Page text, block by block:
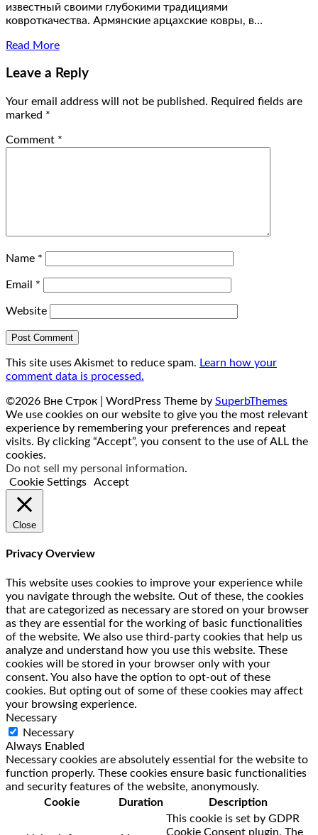
известный своими глубокими традициями
ковроткачества. Армянские арцахские ковры, в…
Read More
Leave a Reply
Your email address will not be published. Required fields are
marked *
Comment *
Name *
Email *
Website
This site uses Akismet to reduce spam. Learn how your
comment data is processed.
©2026 Вне Строк | WordPress Theme by SuperbThemes
We use cookies on our website to give you the most relevant
experience by remembering your preferences and repeat
visits. By clicking “Accept”, you consent to the use of ALL the
cookies.
Do not sell my personal information.
Cookie Settings
Accept
Close
Privacy Overview
This website uses cookies to improve your experience while
you navigate through the website. Out of these, the cookies
that are categorized as necessary are stored on your browser
as they are essential for the working of basic functionalities
of the website. We also use third-party cookies that help us
analyze and understand how you use this website. These
cookies will be stored in your browser only with your
consent. You also have the option to opt-out of these
cookies. But opting out of some of these cookies may affect
your browsing experience.
Necessary
Necessary
Always Enabled
Necessary cookies are absolutely essential for the website to
function properly. These cookies ensure basic functionalities
and security features of the website, anonymously.
Cookie
Duration Description
This cookie is set by GDPR
Cookie Consent plugin. The